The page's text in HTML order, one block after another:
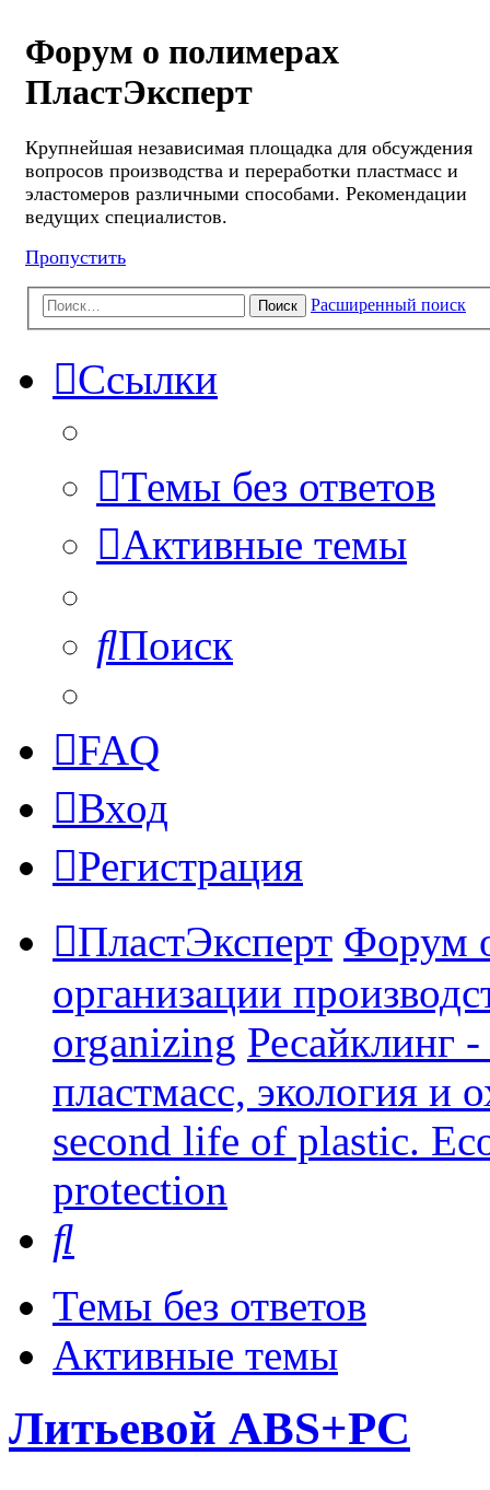
Форум о полимерах
ПластЭксперт
Крупнейшая независимая площадка для обсуждения
вопросов производства и переработки пластмасс и
эластомеров различными способами. Рекомендации
ведущих специалистов.
Пропустить
Поиск Расширенный поиск
Ссылки
Темы без ответов
Активные темы
Поиск
FAQ
Вход
Регистрация
ПластЭксперт Форум
организации
organizing Ресайклинг
пластмасс, экология и
second life of plastic.
protection
Темы без ответов
Активные темы
Литьевой ABS+PC